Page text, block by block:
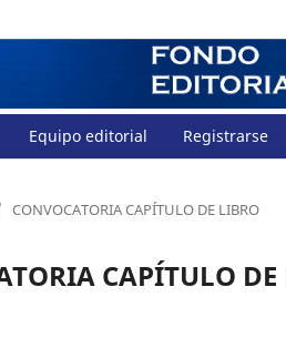
Equipo editorial Registrarse
CONVOCATORIA CAPÍTULO DE LIBRO
CAPÍTULO